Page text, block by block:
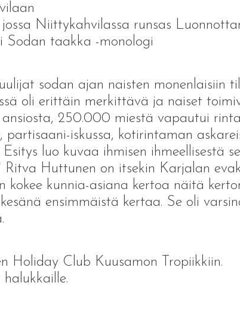
jossa Niittykahvilassa runsas
Sodan taakka -monologi
sodan ajan naisten monenlaisiin
oli erittäin merkittävä ja naiset
250.000 miestä vapautui
partisaani-iskussa, kotirintaman
luo kuvaa ihmisen ihmeellisestä
Ritva Huttunen on itsekin Karjalan
kokee kunnia-asiana kertoa näitä
ensimmäistä kertaa. Se oli
Holiday Club Kuusamon Tropiikkiin.